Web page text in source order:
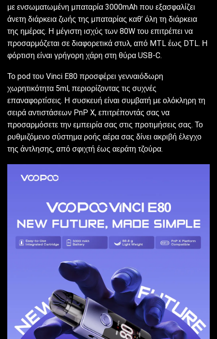
με ενσωματωμένη μπαταρία 3000mAh που εξασφαλίζει
άνετη διάρκεια ζωής της μπαταρίας καθ’ όλη τη διάρκεια
της ημέρας. Η μέγιστη ισχύς των 80W του επιτρέπει να
προσαρμόζεται σε διαφορετικά στυλ, από MTL έως DTL. Η
φόρτιση είναι γρήγορη χάρη στη θύρα USB-C.
Το pod του Vinci E80 προσφέρει γενναιόδωρη
χωρητικότητα 5ml, περιορίζοντας τις συχνές
επαναφορτίσεις. Η συσκευή είναι συμβατή με ολόκληρη τη
σειρά αντιστάσεων PnP X, επιτρέποντάς σας να
προσαρμόσετε την εμπειρία σας στις προτιμήσεις σας. Το
ρυθμιζόμενο σύστημα ροής αέρα σας δίνει ακριβή έλεγχο
της άντλησης, από σφιχτή έως αεράτη τζούρα.